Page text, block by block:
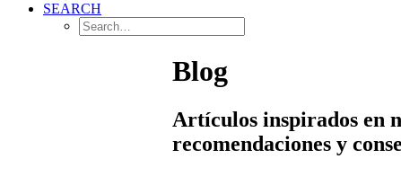
SEARCH
Blog
Artículos inspirados en
recomendaciones y